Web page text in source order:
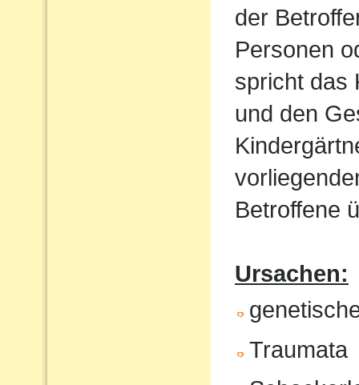
der
Personen
spricht das
und den
Betroffene
Ursachen:
Traumata